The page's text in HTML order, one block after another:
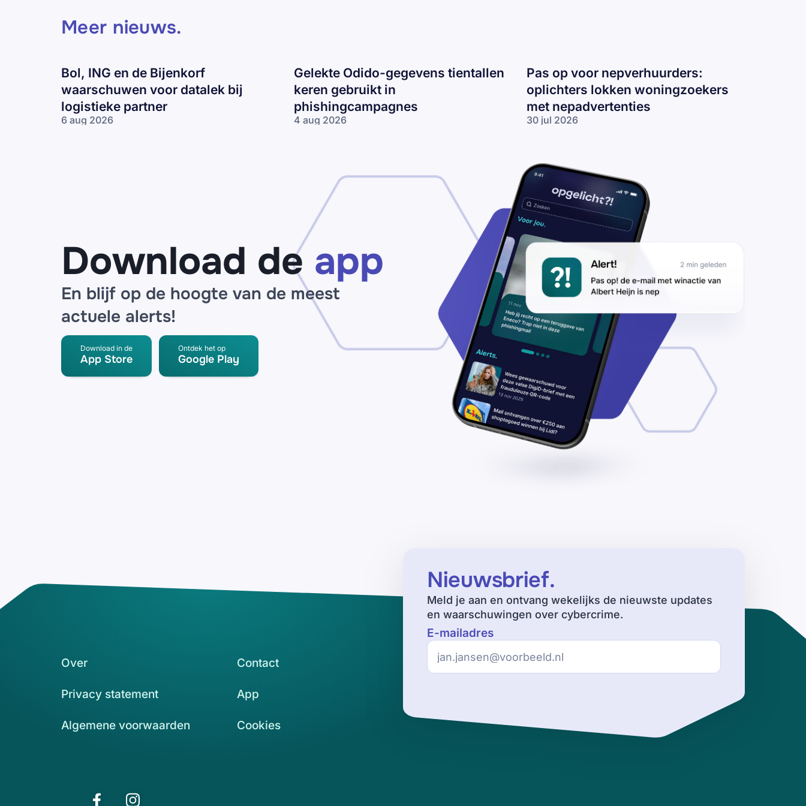
Meer nieuws.
Bol, ING en de Bijenkorf
waarschuwen voor datalek bij
logistieke partner
6 aug 2026
Gelekte Odido-gegevens tientallen
keren gebruikt in
phishingcampagnes
4 aug 2026
Pas op voor nepverhuurders:
oplichters lokken woningzoekers
met nepadvertenties
30 jul 2026
lokken
woningzoekers
nepadvertenties
Download de app
En blijf op de hoogte van de meest
actuele alerts!
Download in de
App Store
Ontdek het op
Google Play
Nieuwsbrief.
Meld je aan en ontvang wekelijks de nieuwste updates
en waarschuwingen over cybercrime.
E-mailadres
Over Contact
Privacy statement App
Algemene voorwaarden Cookies